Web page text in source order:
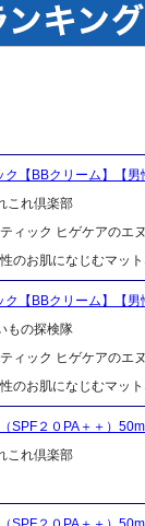
BBクリーム】【男
これ倶楽部
ィック ヒゲケアのエ
のお肌になじむマッ
BBクリーム】【男
もの探検隊
ィック ヒゲケアのエ
のお肌になじむマッ
SPF２０PA＋＋）50ml
これ倶楽部